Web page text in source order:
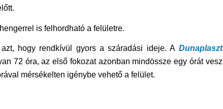
is felhordható a felületre.
hogy rendkívül gyors a száradási ideje. A Dunaplaszt
72 óra, az első fokozat azonban mindössze egy órát vesz
mérsékelten igénybe vehető a felület.